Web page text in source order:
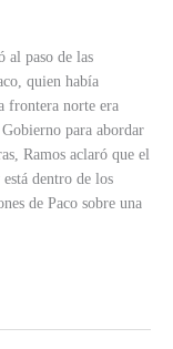
al paso de las
quien había
frontera norte era
para abordar
Ramos aclaró que el
dentro de los
de Paco sobre una